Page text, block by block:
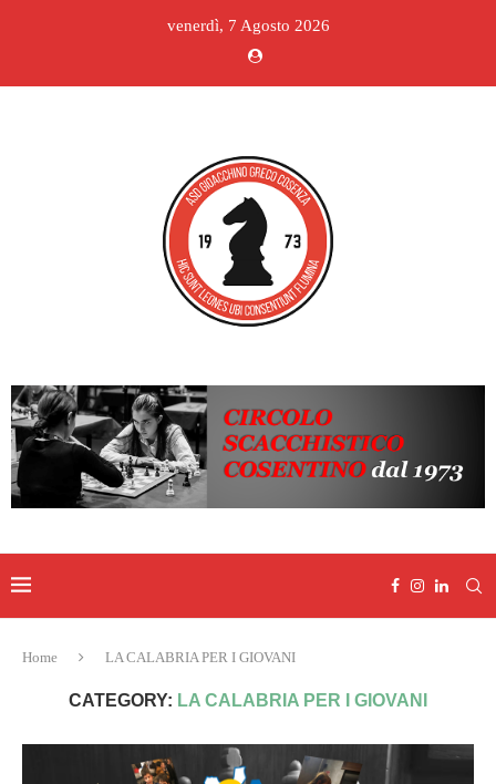
venerdì, 7 Agosto 2026
Home LA CALABRIA PER I GIOVANI
CATEGORY: LA CALABRIA PER I GIOVANI